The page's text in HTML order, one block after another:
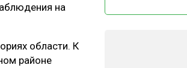
на
области. К
районе